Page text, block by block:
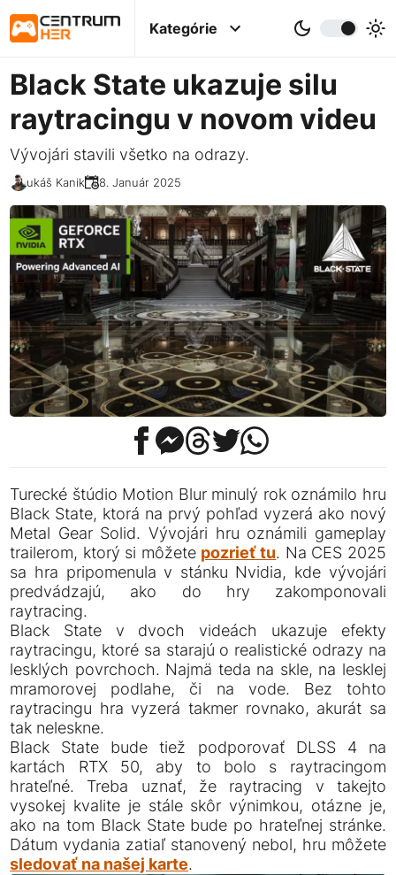
Kategórie
Black State ukazuje silu
raytracingu v novom videu
Vývojári stavili všetko na odrazy.
Lukáš Kanik 08. Január 2025
Turecké štúdio Motion Blur minulý rok oznámilo hru
Black State, ktorá na prvý pohľad vyzerá ako nový
Metal Gear Solid. Vývojári hru oznámili gameplay
trailerom, ktorý si môžete pozrieť tu. Na CES 2025
sa hra pripomenula v stánku Nvidia, kde vývojári
predvádzajú, ako do hry zakomponovali
raytracing.
Black State v dvoch videách ukazuje efekty
raytracingu, ktoré sa starajú o realistické odrazy na
lesklých povrchoch. Najmä teda na skle, na lesklej
mramorovej podlahe, či na vode. Bez tohto
raytracingu hra vyzerá takmer rovnako, akurát sa
tak neleskne.
Black State bude tiež podporovať DLSS 4 na
kartách RTX 50, aby to bolo s raytracingom
hrateľné. Treba uznať, že raytracing v takejto
vysokej kvalite je stále skôr výnimkou, otázne je,
ako na tom Black State bude po hrateľnej stránke.
Dátum vydania zatiaľ stanovený nebol, hru môžete
sledovať na našej karte.